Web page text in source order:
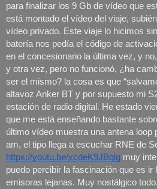
para finalizar los 9 Gb de vídeo que
está montado el vídeo del viaje,
vídeo privado. Este viaje lo hicimos
batería nos pedía el código de
en el concesionario la última vez, y
y otra vez, pero no funcionó, ¿ha
ser el mismo? la cosa es que
altavoz Anker BT y por supuesto mi
estación de radio digital. He estado
que me está enseñando bastante
último vídeo muestra una antena loop
https://youtu.be/xcdeK9JBqlg muy
puedo percibir la fascinación que es ir
emisoras lejanas. Muy nostálgico